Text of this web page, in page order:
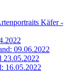
Käfer -
09.06.2022
23.05.2022
16.05.2022